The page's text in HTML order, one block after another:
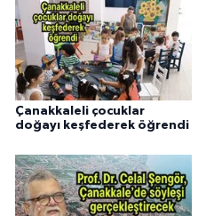
Çanakkaleli çocuklar
doğayı keşfederek öğrendi